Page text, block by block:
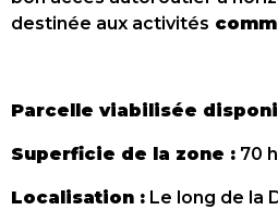
destinée aux activités
Parcelle viabilisée
Superficie de la zone : 70
Localisation : Le long de la